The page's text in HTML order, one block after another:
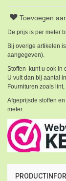
Toevoegen
De prijs is per meter
Bij overige artikelen
aangegeven).
Stoffen kunt u ook in
U vult dan bij aantal
Fournituren zoals
Afgeprijsde stoffen
meter.